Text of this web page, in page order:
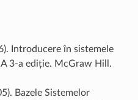
Introducere în sistemele
3-a ediție. McGraw Hill.
Bazele Sistemelor